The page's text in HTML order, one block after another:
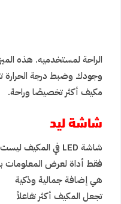
الراحة لمستخدميه. هذه
وجودك وضبط درجة الحرارة
مكيف أكثر تخصيصًا وراحة.
شاشة ليد
شاشة LED في المكيف ليست
فقط أداة لعرض المعلومات
هي إضافة جمالية وذكية
تجعل المكيف أكثر تفاعلاً